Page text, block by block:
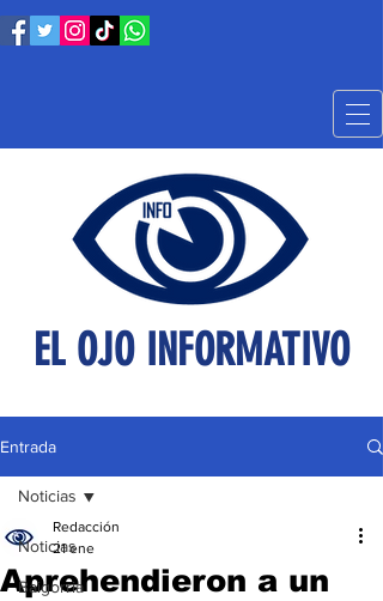
EL OJO INFORMATIVO
Entrada
Noticias
Baigorria
Noticias
Aprehendieron a un
Redacción
21 ene